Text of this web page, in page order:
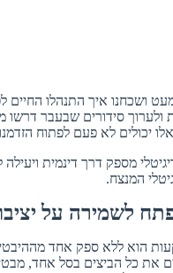
ושכחנו איך התנהלו החיים
ולערוך סידורים שבעבר
יכולים לא פעם לפתוח
מספק דרך דינמית
המנצח.
לשמירה על
הוא ללא ספק אחד
את כל הביצים בסל אחד,